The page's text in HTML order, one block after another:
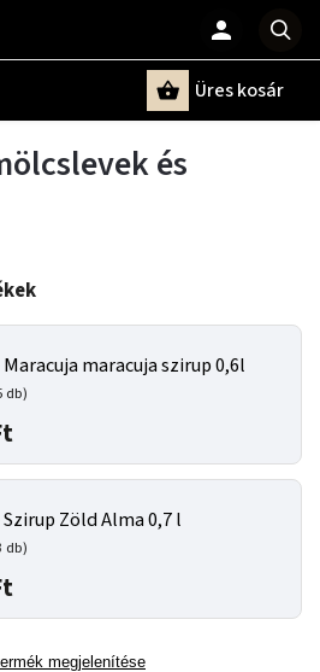
Üres kosár
és
maracuja szirup 0,6l
db)
Zöld Alma 0,7 l
db)
megjelenítése